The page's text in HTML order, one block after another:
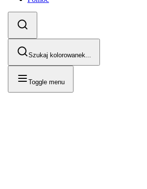
Szukaj kolorowanek...
Toggle menu